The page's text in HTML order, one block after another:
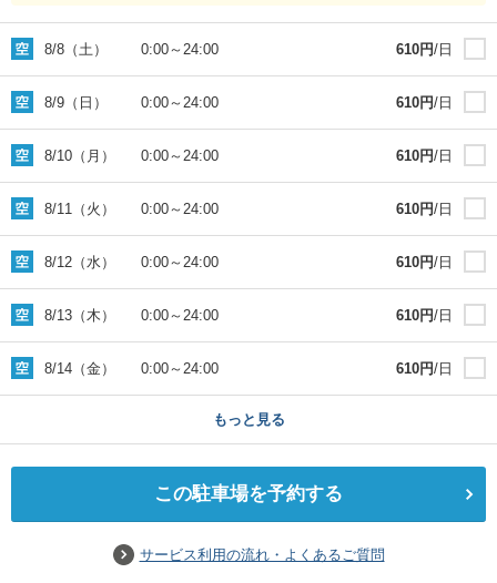
8/8（土） 0:00～ 24:00 610円/日
8/9（日） 0:00～ 24:00 610円/日
8/10（月） 0:00～ 24:00 610円/日
8/11（火） 0:00～ 24:00 610円/日
8/12（水） 0:00～ 24:00 610円/日
8/13（木） 0:00～ 24:00 610円/日
8/14（金） 0:00～ 24:00 610円/日
もっと見る
この駐車場を予約する
サービス利用の流れ・よくあるご質問